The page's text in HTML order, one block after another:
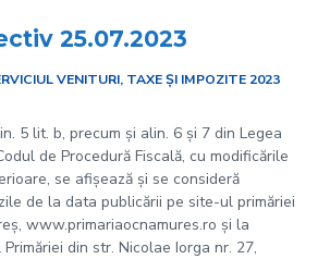
25.07.2023
VENITURI, TAXE ȘI IMPOZITE 2023
5 lit. b, precum și alin. 6 și 7 din Legea
de Procedură Fiscală, cu modificările
se afișează și se consideră
de la data publicării pe site-ul primăriei
www.primariaocnamures.ro și la
din str. Nicolae Iorga nr. 27,